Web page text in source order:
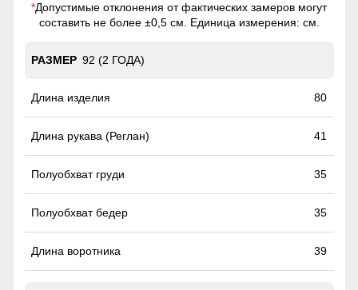
Комбинезон - идеальный выбор для тех, кто хочет
выглядеть стильно и чувствовать себя комфортно в
Ветрозащитная планка нужна для защиты от ветра и
через молнию куртки.
*Допустимые отклонения от фактических замеров могут
составить не более ±0,5 см. Единица измерения: см.
92 (2 ГОДА)
80
41
35
35
39